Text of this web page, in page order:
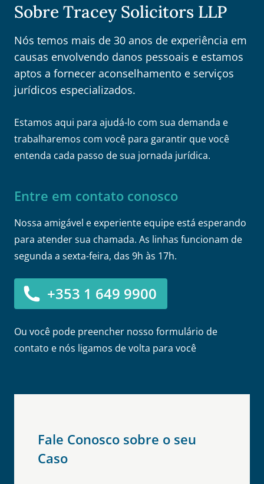
Sobre Tracey Solicitors LLP
Nós temos mais de 30 anos de experiência em
causas envolvendo danos pessoais e estamos
aptos a fornecer aconselhamento e serviços
jurídicos especializados.
Estamos aqui para ajudá-lo com sua demanda e
trabalharemos com você para garantir que você
entenda cada passo de sua jornada jurídica.
Entre em contato conosco
Nossa amigável e experiente equipe está esperando
para atender sua chamada. As linhas funcionam de
segunda a sexta-feira, das 9h às 17h.
+353 1 649 9900
Ou você pode preencher nosso formulário de
contato e nós ligamos de volta para você
Fale Conosco sobre o seu
Caso